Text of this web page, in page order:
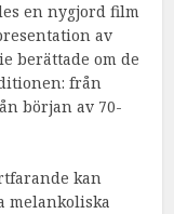
en nygjord film
av
berättade om de
från
början av 70-
kan
melankoliska